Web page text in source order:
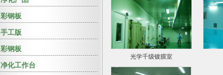
彩钢板
手工版
彩钢板
净化工作台
光学千级镀膜室